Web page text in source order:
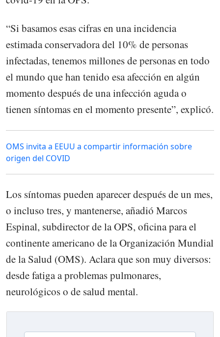
“Si basamos esas cifras en una incidencia
estimada conservadora del 10% de personas
infectadas, tenemos millones de personas en todo
el mundo que han tenido esa afección en algún
momento después de una infección aguda o
tienen síntomas en el momento presente”, explicó.
OMS invita a EEUU a compartir información sobre
origen del COVID
Los síntomas pueden aparecer después de un mes,
o incluso tres, y mantenerse, añadió Marcos
Espinal, subdirector de la OPS, oficina para el
continente americano de la Organización Mundial
de la Salud (OMS). Aclara que son muy diversos:
desde fatiga a problemas pulmonares,
neurológicos o de salud mental.